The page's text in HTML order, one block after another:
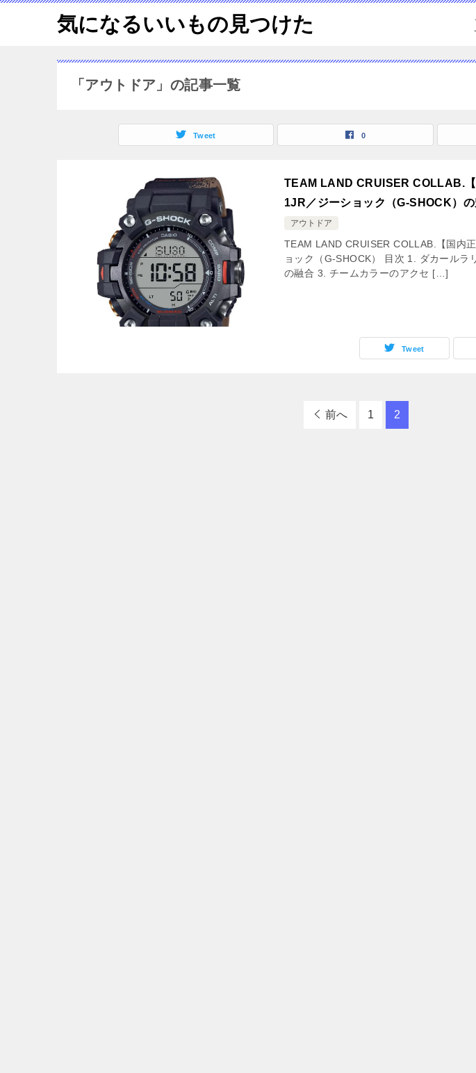
気になるいいもの見つけた
「アウトドア」の記事一覧
Tweet 0
TEAM LAND CRUISER COLLAB.
1JR／ジーショック（G-SHOCK）の
アウトドア
TEAM LAND CRUISER COLLAB.【国内
ョック（G-SHOCK） 目次 1. ダカールラ
の融合 3. チームカラーのアクセ […]
Tweet
前へ 1 2